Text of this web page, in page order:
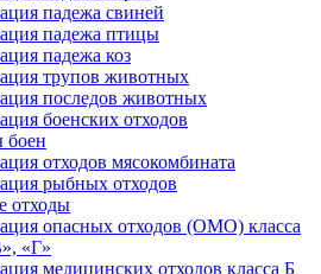
падежа свиней
падежа птицы
падежа коз
трупов животных
последов животных
боенских отходов
боен
отходов мясокомбината
рыбных отходов
отходы
опасных отходов (ОМО) класса
«Г»
медицинских отходов класса Б